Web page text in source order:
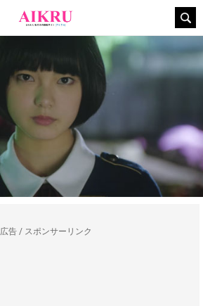
広告 / スポンサーリンク